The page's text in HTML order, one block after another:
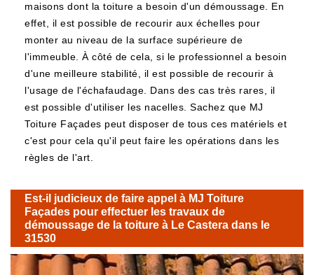
maisons dont la toiture a besoin d'un démoussage. En
effet, il est possible de recourir aux échelles pour
monter au niveau de la surface supérieure de
l'immeuble. À côté de cela, si le professionnel a besoin
d'une meilleure stabilité, il est possible de recourir à
l'usage de l'échafaudage. Dans des cas très rares, il
est possible d'utiliser les nacelles. Sachez que MJ
Toiture Façades peut disposer de tous ces matériels et
c'est pour cela qu'il peut faire les opérations dans les
règles de l'art.
Est-il judicieux de faire appel à MJ Toiture
Façades pour effectuer les travaux de
démoussage de la toiture à Le Castera dans le
31530